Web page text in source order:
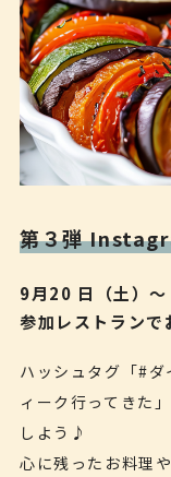
第３弾
9月20 日（土）～
参加レストラン
ハッシュタグ「#
ィーク行ってきた
しよう♪
心に残ったお料理